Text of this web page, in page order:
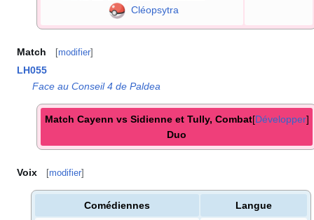
Cléopsytra
Match [modifier]
LH055
Face au Conseil 4 de Paldea
Développer
Match Cayenn vs Sidienne et Tully, Combat
Duo
Voix [modifier]
Comédiennes Langue